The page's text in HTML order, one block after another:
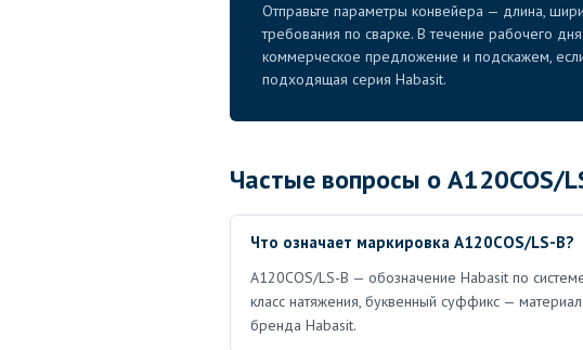
Отправьте параметры конвейера — длина,
требования по сварке. В течение рабочего
коммерческое предложение и подскажем,
подходящая серия Habasit.
Частые вопросы о A120COS/
Что означает маркировка A120COS/LS-B?
A120COS/LS-B — обозначение Habasit по
класс натяжения, буквенный суффикс —
бренда Habasit.